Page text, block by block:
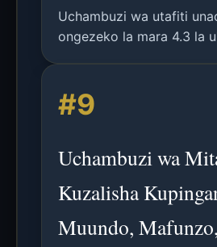
Uchambuzi wa utafiti
ongezeko la mara 4.3 la
kuzamishwa ya ZrO2,
matokeo kwa fotoni za
#9
Uchambuzi wa
Kuzalisha
Muundo,